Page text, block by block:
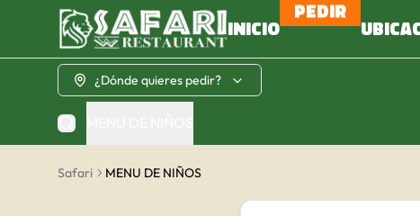
INICIO PEDIR
¿Dónde quieres pedir?
Safari MENU DE NIÑOS